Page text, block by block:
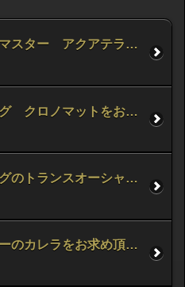
オメガ シーマスター アクアテラをお求め頂きました！
ブライトリング クロノマットをお求め頂きました！
ブライトリングのトランスオーシャンをお求め頂きました！
タグ・ホイヤーのカレラをお求め頂きました！